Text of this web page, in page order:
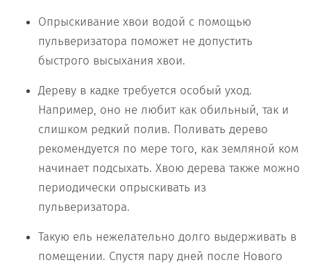
Опрыскивание хвои водой с помощью
пульверизатора поможет не допустить
быстрого высыхания хвои.
Дереву в кадке требуется особый уход.
Например, оно не любит как обильный, так и
слишком редкий полив. Поливать дерево
рекомендуется по мере того, как земляной ком
начинает подсыхать. Хвою дерева также можно
периодически опрыскивать из
пульверизатора.
Такую ель нежелательно долго выдерживать в
помещении. Спустя пару дней после Нового